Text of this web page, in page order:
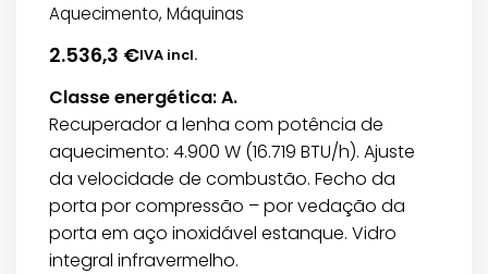
Aquecimento, Máquinas
2.536,3 €IVA incl.
Classe energética: A.
Recuperador a lenha com potência de
aquecimento: 4.900 W (16.719 BTU/h). Ajuste
da velocidade de combustão. Fecho da
porta por compressão – por vedação da
porta em aço inoxidável estanque. Vidro
integral infravermelho.